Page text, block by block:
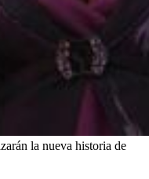
la nueva historia de